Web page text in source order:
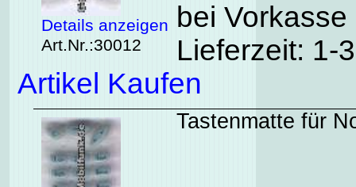
Details anzeigen
Art.Nr.:30012
bei
Lieferzeit: 1-
Artikel Kaufen
Tastenmatte für